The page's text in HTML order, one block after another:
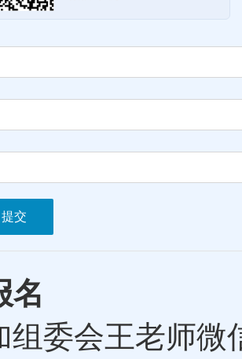
提交
名
组委会王老师微